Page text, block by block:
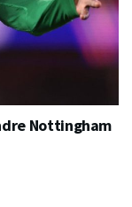
Nottingham